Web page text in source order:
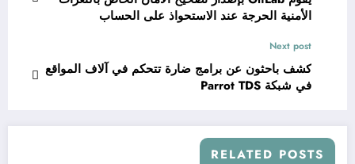
الأمنية الحرجة عند الاستحواذ على الحساب
Next post
كشف باحثون عن برامج ضارة تتحكم في آلاف المواقع
في شبكة Parrot TDS
RELATED POSTS